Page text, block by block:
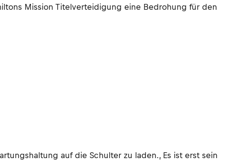
Mission Titelverteidigung eine Bedrohung für den
auf die Schulter zu laden., Es ist erst sein